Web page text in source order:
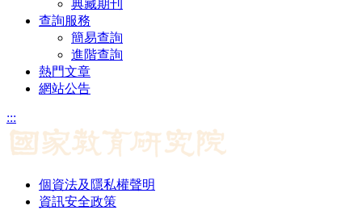
典藏期刊
查詢服務
簡易查詢
進階查詢
熱門文章
網站公告
:::
個資法及隱私權聲明
資訊安全政策